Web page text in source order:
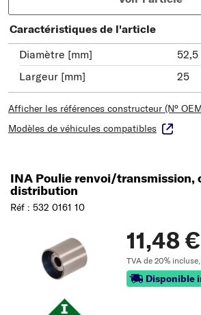
Caractéristiques de l'article
Diamètre [mm]
52,5
Largeur [mm]
25
Afficher les références constructeur (N°
Modèles de véhicules compatibles
INA Poulie renvoi/transmission,
distribution
Réf : 532 0161 10
11,48 €
TVA de 20% incluse,
Disponible